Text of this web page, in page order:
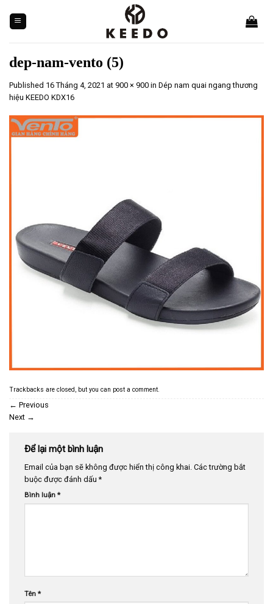
content
dep-nam-vento (5)
Published 16 Tháng 4, 2021 at 900 × 900 in Dép nam quai ngang thương
hiệu KEEDO KDX16
Trackbacks are closed, but you can post a comment.
← Previous
Next →
Để lại một bình luận
Email của bạn sẽ không được hiển thị công khai. Các trường bắt
buộc được đánh dấu*
Bình luận *
Tên *